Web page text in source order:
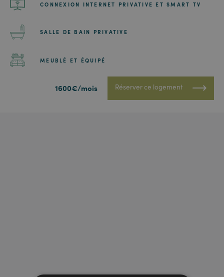
CONNEXION INTERNET PRIVATIVE ET SMART TV
SALLE DE BAIN PRIVATIVE
MEUBLÉ ET ÉQUIPÉ
1600€/mois Réserver ce logement